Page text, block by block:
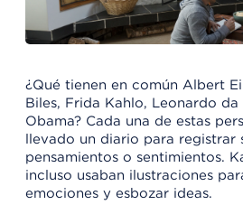
¿Qué tienen en común Albert
Biles, Frida Kahlo, Leonardo
Obama? Cada una de estas
llevado un diario para registrar
pensamientos o sentimientos.
incluso usaban ilustraciones
emociones y esbozar ideas.